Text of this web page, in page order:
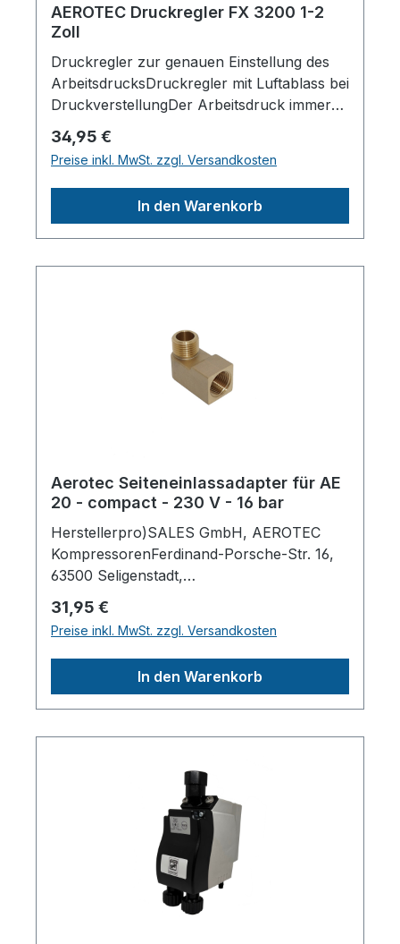
AEROTEC Druckregler FX 3200 1-2
Zoll
Druckregler zur genauen Einstellung des
ArbeitsdrucksDruckregler mit Luftablass bei
DruckverstellungDer Arbeitsdruck immer
Lieferumfang enthaltenFür jeden
Kompressor
passendLieferumfang:ManometerTechnisch
(Netto) ca.0.25kgHerstellerpro)SALES
GmbH, AEROTEC
KompressorenFerdinand-Porsche-Str. 16,
Regulärer Preis:
34,95 €
Preise inkl. MwSt. zzgl. Versandkosten
In den Warenkorb
Aerotec Seiteneinlassadapter für AE
20 - compact - 230 V - 16 bar
Herstellerpro)SALES GmbH, AEROTEC
KompressorenFerdinand-Porsche-Str. 16,
63500 Seligenstadt,
Regulärer Preis:
31,95 €
Preise inkl. MwSt. zzgl. Versandkosten
In den Warenkorb